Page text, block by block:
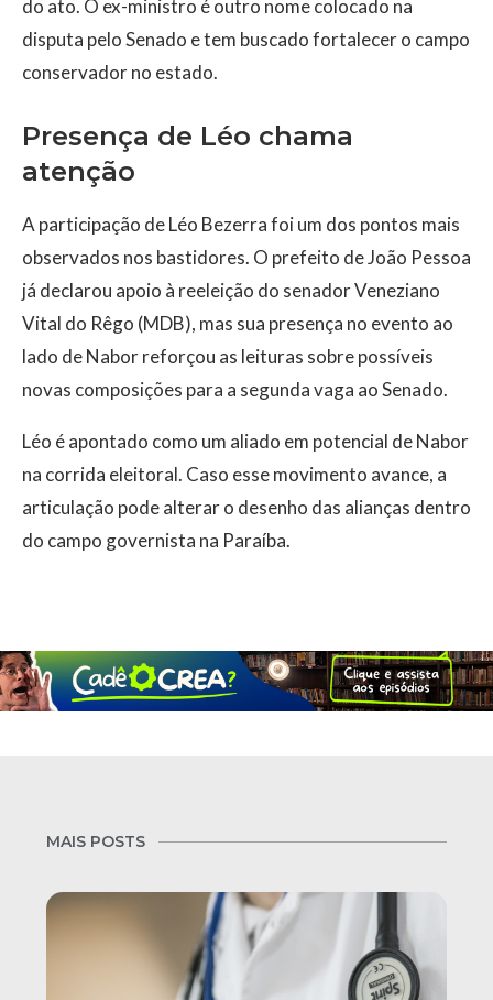
do ato. O ex-ministro é outro nome colocado na
disputa pelo Senado e tem buscado fortalecer o campo
conservador no estado.
Presença de Léo chama
atenção
A participação de Léo Bezerra foi um dos pontos mais
observados nos bastidores. O prefeito de João Pessoa
já declarou apoio à reeleição do senador Veneziano
Vital do Rêgo (MDB), mas sua presença no evento ao
lado de Nabor reforçou as leituras sobre possíveis
novas composições para a segunda vaga ao Senado.
Léo é apontado como um aliado em potencial de Nabor
na corrida eleitoral. Caso esse movimento avance, a
articulação pode alterar o desenho das alianças dentro
do campo governista na Paraíba.
MAIS POSTS